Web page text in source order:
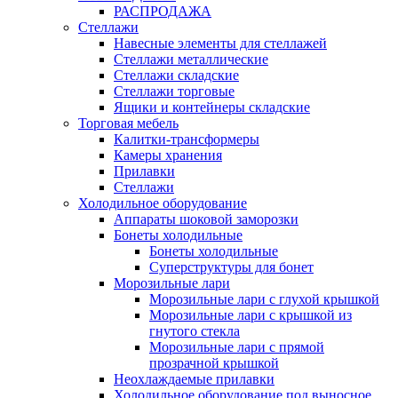
РАСПРОДАЖА
Стеллажи
Навесные элементы для стеллажей
Стеллажи металлические
Стеллажи складские
Стеллажи торговые
Ящики и контейнеры складские
Торговая мебель
Калитки-трансформеры
Камеры хранения
Прилавки
Стеллажи
Холодильное оборудование
Аппараты шоковой заморозки
Бонеты холодильные
Бонеты холодильные
Суперструктуры для бонет
Морозильные лари
Морозильные лари с глухой крышкой
Морозильные лари с крышкой из
гнутого стекла
Морозильные лари с прямой
прозрачной крышкой
Неохлаждаемые прилавки
Холодильное оборудование под выносное